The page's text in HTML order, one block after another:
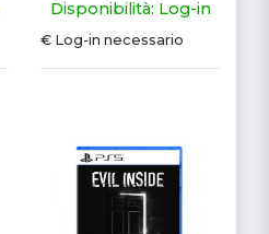
Disponibilità: Log-in
€ Log-in necessario